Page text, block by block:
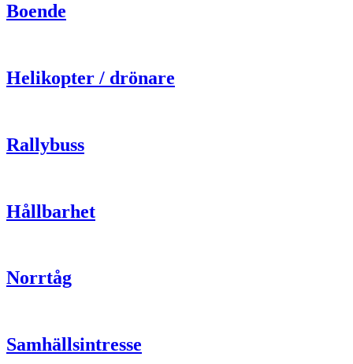
Boende
Helikopter / drönare
Rallybuss
Hållbarhet
Norrtåg
Samhällsintresse